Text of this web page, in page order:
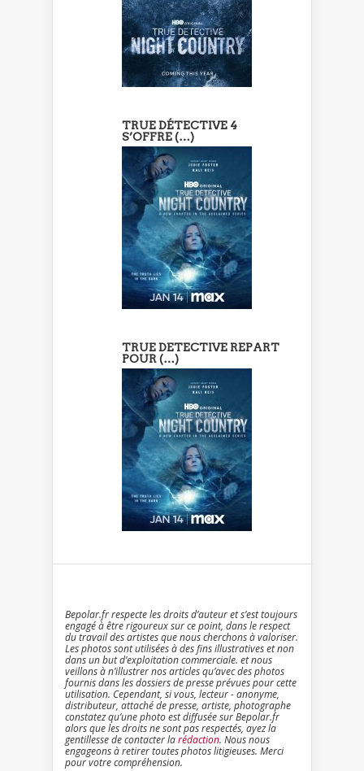
TRUE DÉTECTIVE 4
S’OFFRE (…)
TRUE DETECTIVE REPART
POUR (…)
Bepolar.fr respecte les droits d’auteur et s’est toujours
engagé à être rigoureux sur ce point, dans le respect
du travail des artistes que nous cherchons à valoriser.
Les photos sont utilisées à des fins illustratives et non
dans un but d’exploitation commerciale. et nous
veillons à n’illustrer nos articles qu’avec des photos
fournis dans les dossiers de presse prévues pour cette
utilisation. Cependant, si vous, lecteur - anonyme,
distributeur, attaché de presse, artiste, photographe
constatez qu’une photo est diffusée sur Bepolar.fr
alors que les droits ne sont pas respectés, ayez la
gentillesse de contacter larédaction. Nous nous
engageons à retirer toutes photos litigieuses. Merci
pour votre compréhension.